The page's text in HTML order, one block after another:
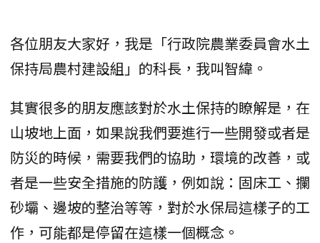
各位朋友大家好，我是「行政院農業委員會水土
保持局農村建設組」的科長，我叫智緯。
其實很多的朋友應該對於水土保持的瞭解是，在
山坡地上面，如果說我們要進行一些開發或者是
防災的時候，需要我們的協助，環境的改善，或
者是一些安全措施的防護，例如說：固床工、攔
砂壩、邊坡的整治等等，對於水保局這樣子的工
作，可能都是停留在這樣一個概念。